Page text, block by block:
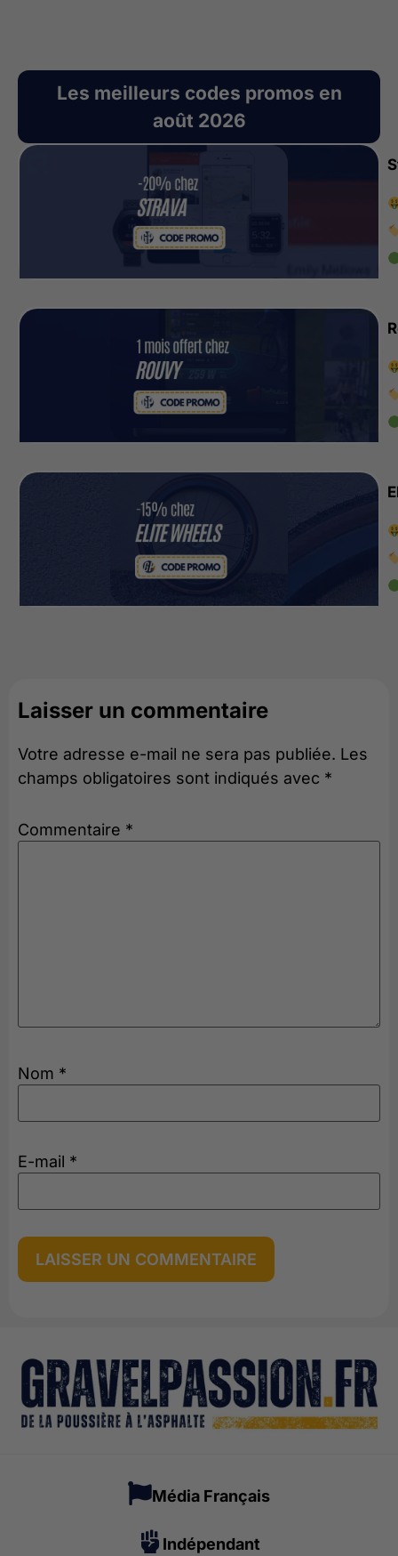
Les meilleurs codes promos en
août 2026
Laisser un commentaire
Votre adresse e-mail ne sera pas publiée. Les
champs obligatoires sont indiqués avec *
Commentaire *
Nom *
E-mail *
Média Français
Indépendant